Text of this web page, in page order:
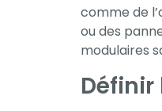
comme de
ou des
modulaires
fonctionnalité
site Web, en